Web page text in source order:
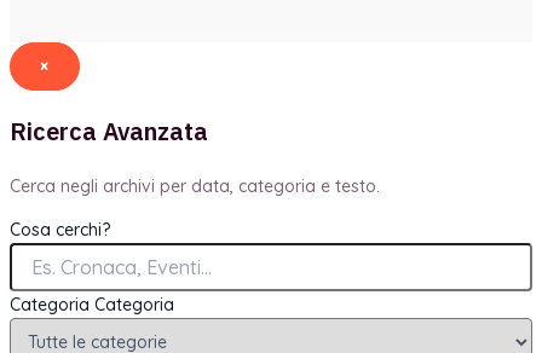
×
Ricerca Avanzata
Cerca negli archivi per data, categoria e testo.
Cosa cerchi?
Categoria Categoria